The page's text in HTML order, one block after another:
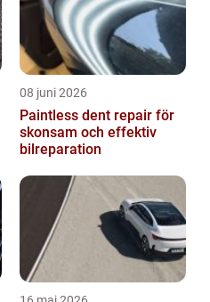
08 juni 2026
Paintless dent repair för
skonsam och effektiv
bilreparation